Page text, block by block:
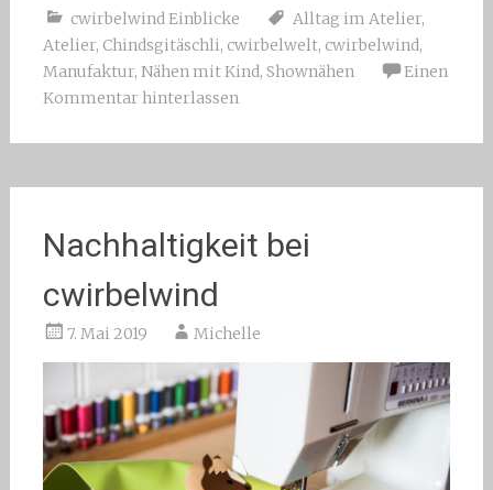
cwirbelwind Einblicke Alltag im Atelier,
Atelier, Chindsgitäschli, cwirbelwelt, cwirbelwind,
Manufaktur, Nähen mit Kind, Shownähen
Einen
Kommentar hinterlassen
Nachhaltigkeit bei
cwirbelwind
7. Mai 2019 Michelle